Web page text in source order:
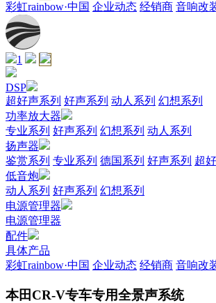
彩虹rainbow·中国 企业动态 经销商 音响改
1
DSP
超好声系列 好声系列 动人系列 幻想系列
功率放大器
专业系列 好声系列 幻想系列 动人系列
扬声器
鉴赏系列 专业系列 德国系列 好声系列 超
低音炮
动人系列 好声系列 幻想系列
电源管理器
电源管理器
配件
具体产品
彩虹rainbow·中国 企业动态 经销商 音响改
本田CR-V专车专用全景声系统